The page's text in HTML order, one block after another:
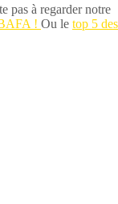
pas à regarder notre
! Ou le top 5 des